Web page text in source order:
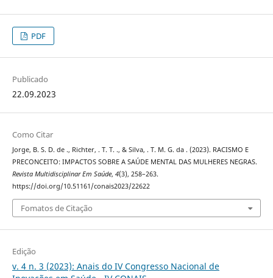
PDF
Publicado
22.09.2023
Como Citar
Jorge, B. S. D. de ., Richter, . T. T. ., & Silva, . T. M. G. da . (2023). RACISMO E
PRECONCEITO: IMPACTOS SOBRE A SAÚDE MENTAL DAS MULHERES NEGRAS.
Revista Multidisciplinar Em Saúde, 4(3), 258–263.
https://doi.org/10.51161/conais2023/22622
Fomatos de Citação
Edição
v. 4 n. 3 (2023): Anais do IV Congresso Nacional de